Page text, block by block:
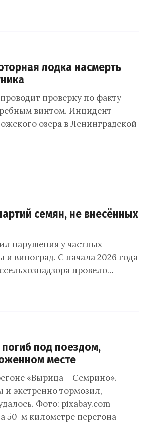
лодка насмерть
проверку по факту
винтом. Инцидент
озера в Ленинградской
семян, не внесённых
нарушения у частных
виноград. С начала 2026 года
провело…
под поездом,
месте
«Вырица – Семрино».
экстренно тормозил,
Фото: pixabay.com
50-м километре перегона